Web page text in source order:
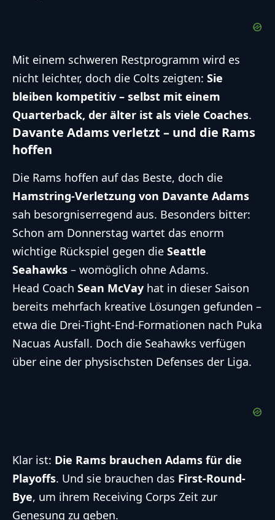
Mit einem schweren Restprogramm wird es
nicht leichter, doch die Colts zeigten: Sie
bleiben kompetitiv – selbst mit einem
Quarterback, der älter ist als viele Coaches.
Davante Adams verletzt – und die Rams
hoffen
Die Rams hoffen auf das Beste, doch die
Hamstring-Verletzung von Davante Adams
sah besorgniserregend aus. Besonders bitter:
Schon am Donnerstag wartet das enorm
wichtige Rückspiel gegen die Seattle
Seahawks – womöglich ohne Adams.
Head Coach Sean McVay hat in dieser Saison
bereits mehrfach kreative Lösungen gefunden –
etwa die Drei-Tight-End-Formationen nach Puka
Nacuas Ausfall. Doch die Seahawks verfügen
über eine der physischsten Defenses der Liga.
Klar ist: Die Rams brauchen Adams für die
Playoffs. Und sie brauchen das First-Round-
Bye, um ihrem Receiving Corps Zeit zur
Genesung zu geben.